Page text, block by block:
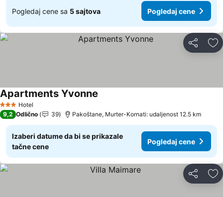
Pogledaj cene sa 5 sajtova Pogledaj cene
Deli
3 Zvezdice
Hotel
Apartments Yvonne
9,2 Odlično 39 Pakoštane, Murter-Kornati: udaljenost 12.5 km
Izaberi datume da bi se prikazale
tačne cene
Pogledaj cene
Deli